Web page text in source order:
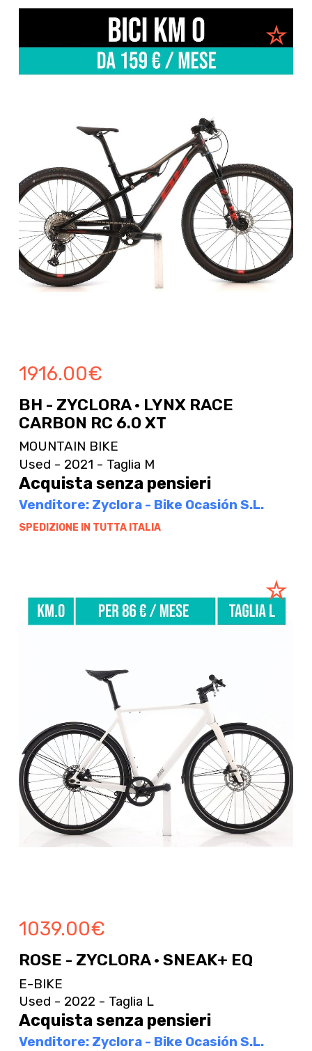
1916.00€
BH - ZYCLORA · LYNX RACE
CARBON RC 6.0 XT
MOUNTAIN BIKE
Used - 2021 - Taglia M
Acquista senza pensieri
Venditore: Zyclora - Bike Ocasión S.L.
SPEDIZIONE IN TUTTA ITALIA
1039.00€
ROSE - ZYCLORA · SNEAK+ EQ
E-BIKE
Used - 2022 - Taglia L
Acquista senza pensieri
Venditore: Zyclora - Bike Ocasión S.L.